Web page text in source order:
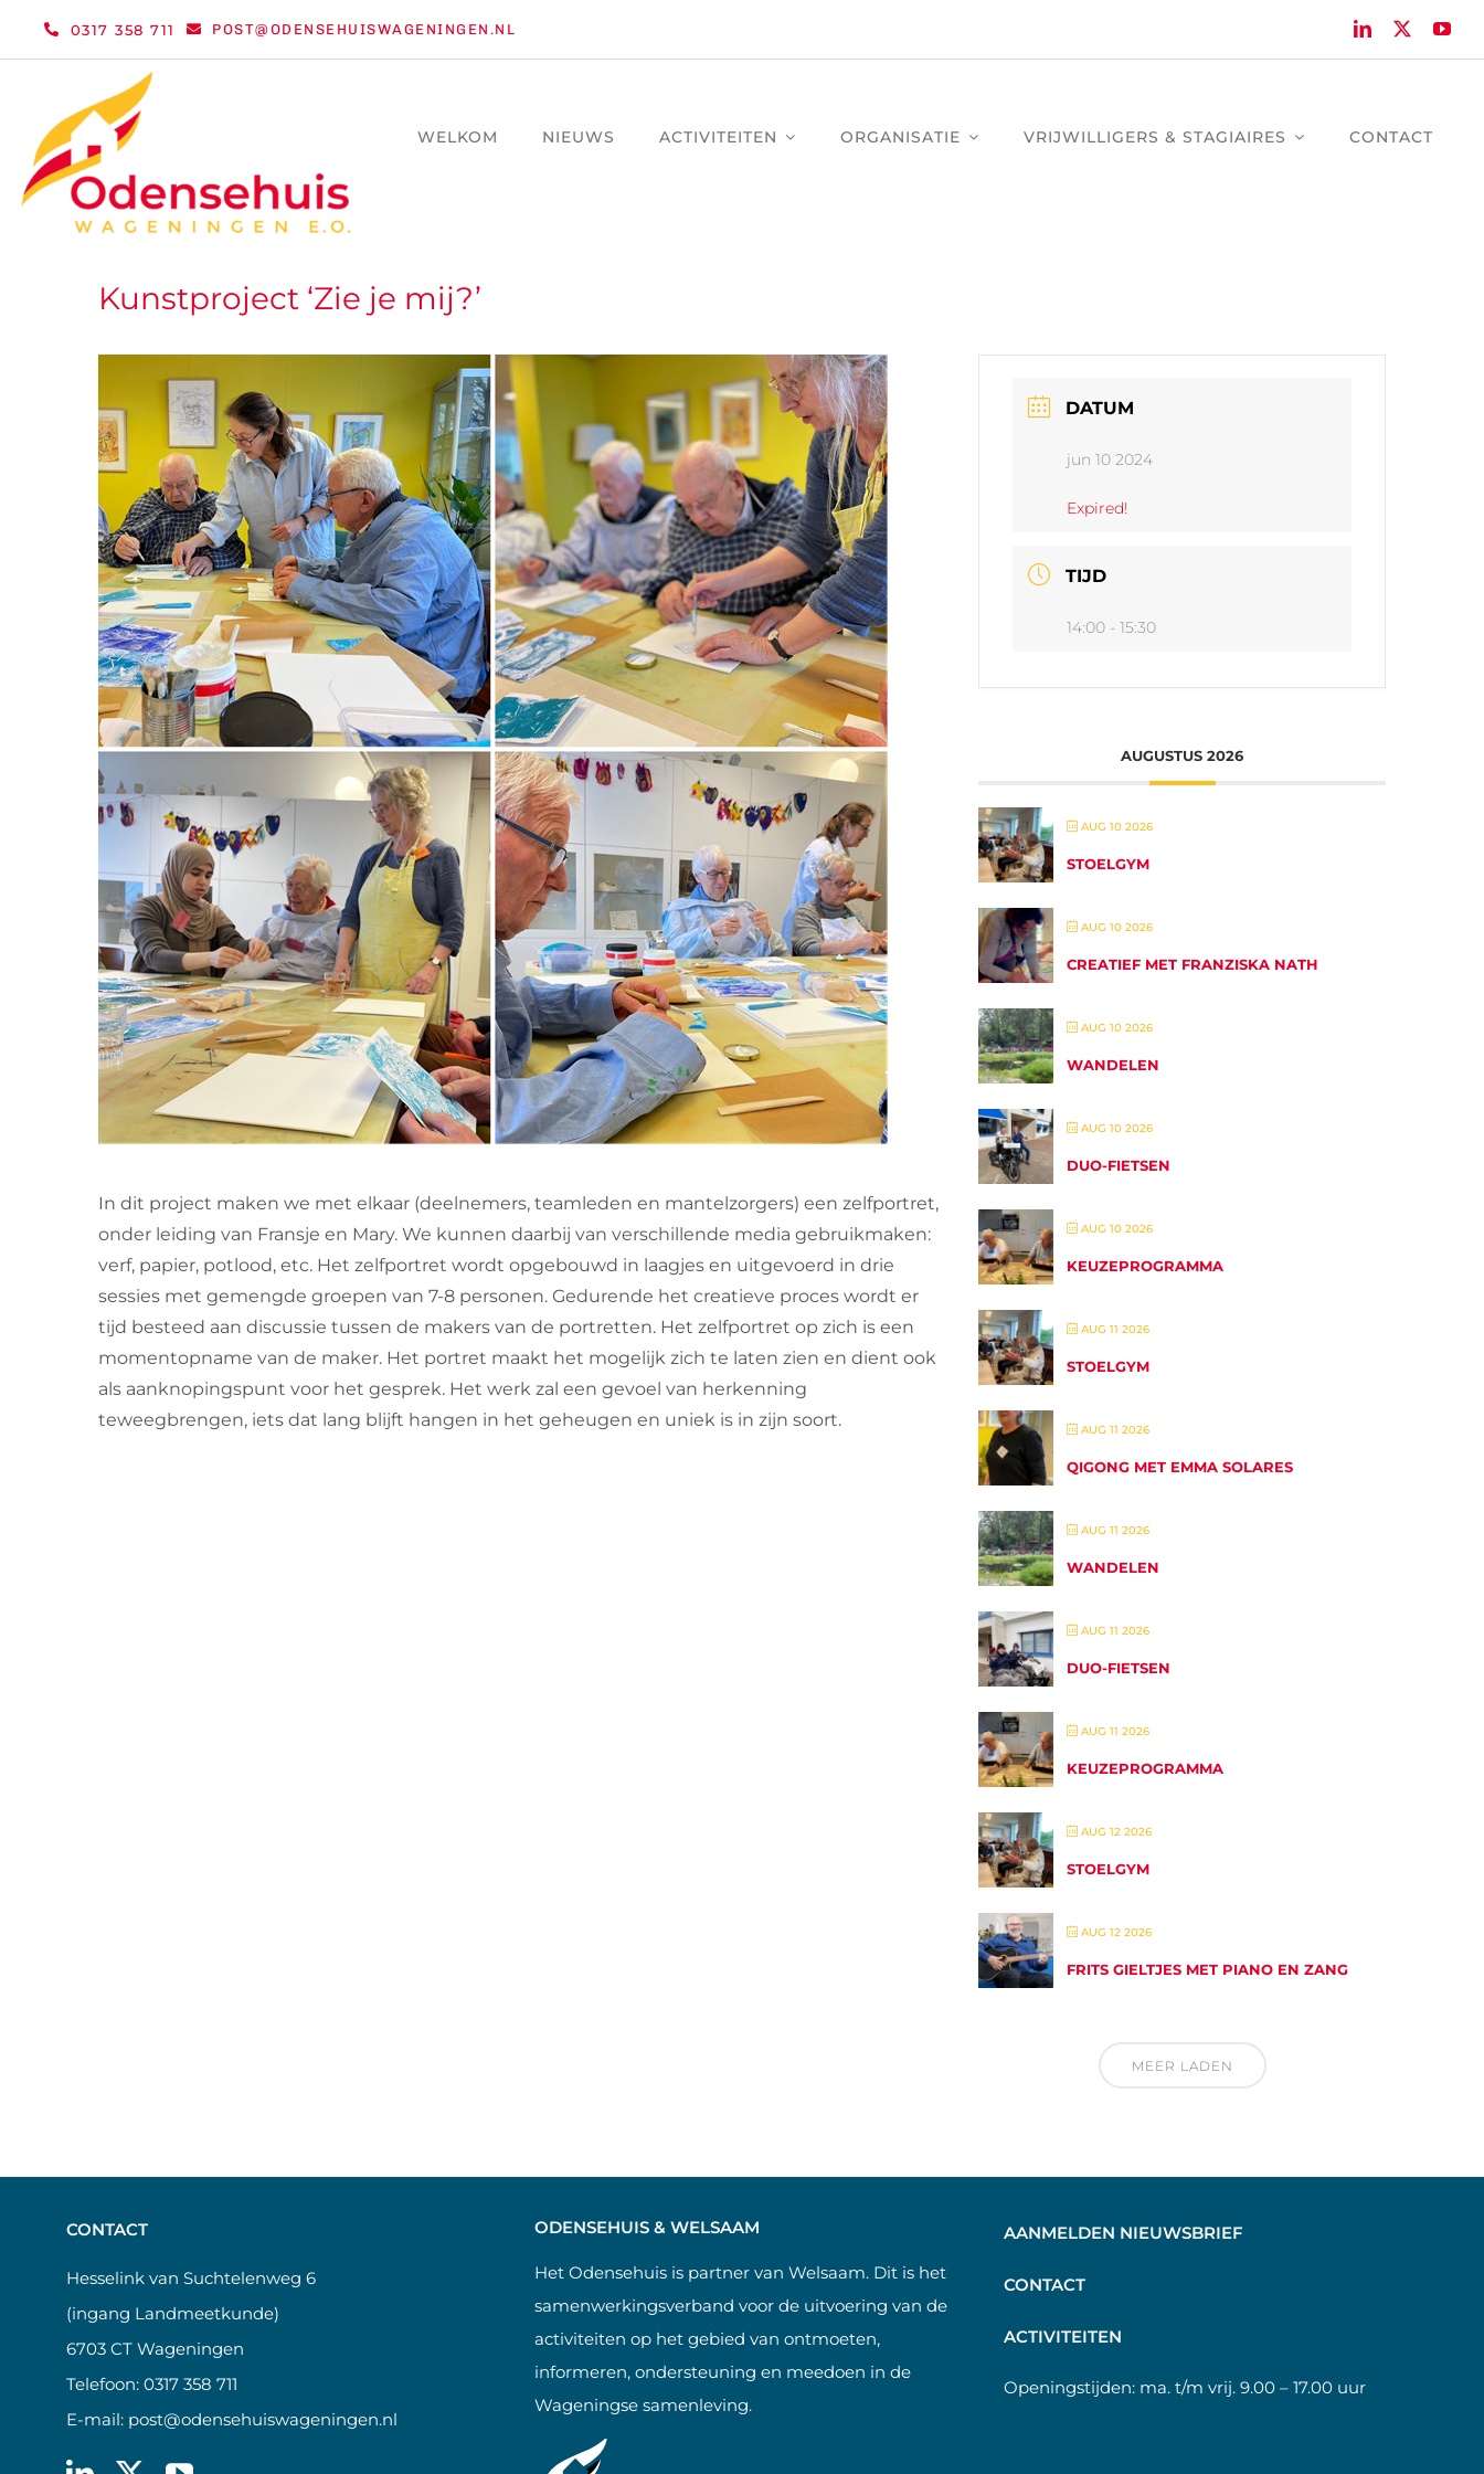
0317 358 711 POST@ODENSEHUISWAGENINGEN.NL
WELKOM NIEUWS ACTIVITEITEN ORGANISATIE VRIJWILLIGERS & STAGIAIRES CONTACT
Kunstproject ‘Zie je mij?’
In dit project maken we met elkaar (deelnemers, teamleden en mantelzorgers) een zelfportret,
onder leiding van Fransje en Mary. We kunnen daarbij van verschillende media gebruikmaken:
verf, papier, potlood, etc. Het zelfportret wordt opgebouwd in laagjes en uitgevoerd in drie
sessies met gemengde groepen van 7-8 personen. Gedurende het creatieve proces wordt er
tijd besteed aan discussie tussen de makers van de portretten. Het zelfportret op zich is een
momentopname van de maker. Het portret maakt het mogelijk zich te laten zien en dient ook
als aanknopingspunt voor het gesprek. Het werk zal een gevoel van herkenning
teweegbrengen, iets dat lang blijft hangen in het geheugen en uniek is in zijn soort.
DATUM
jun 10 2024
Expired!
TIJD
14:00 - 15:30
AUGUSTUS 2026
AUG 10 2026
STOELGYM
AUG 10 2026
CREATIEF MET FRANZISKA NATH
AUG 10 2026
WANDELEN
AUG 10 2026
DUO-FIETSEN
AUG 10 2026
KEUZEPROGRAMMA
AUG 11 2026
STOELGYM
AUG 11 2026
QIGONG MET EMMA SOLARES
AUG 11 2026
WANDELEN
AUG 11 2026
DUO-FIETSEN
AUG 11 2026
KEUZEPROGRAMMA
AUG 12 2026
STOELGYM
AUG 12 2026
FRITS GIELTJES MET PIANO EN ZANG
MEER LADEN
CONTACT
Hesselink van Suchtelenweg 6
(ingang Landmeetkunde)
6703 CT Wageningen
Telefoon: 0317 358 711
E-mail: post@odensehuiswageningen.nl
ODENSEHUIS & WELSAAM
Het Odensehuis is partner van Welsaam. Dit is het
samenwerkingsverband voor de uitvoering van de
activiteiten op het gebied van ontmoeten,
informeren, ondersteuning en meedoen in de
Wageningse samenleving.
AANMELDEN NIEUWSBRIEF
CONTACT
ACTIVITEITEN
Openingstijden: ma. t/m vrij. 9.00 – 17.00 uur